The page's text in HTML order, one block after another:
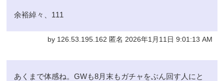
余裕綽々、111
by 126.53.195.162 匿名 2026年1月11日 9:01:13 AM
あくまで体感ね。GWも8月末もガチャをぶん回す人にと